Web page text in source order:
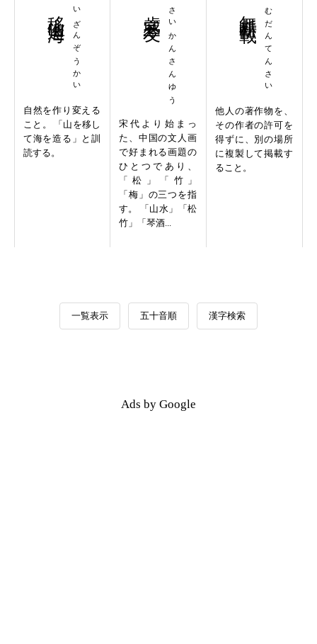
いざんぞうかい
自然を作り変える
こと。 「山を移し
て海を造る」と訓
読する。
さいかんさんゆう
宋代より始まっ
た、中国の文人画
で好まれる画題の
ひとつであり、
「松」「竹」
「梅」の三つを指
す。 「山水」「松
竹」「琴酒...
むだんてんさい
他人の著作物を、
その作者の許可を
得ずに、別の場所
に複製して掲載す
ること。
一覧表示 五十音順 漢字検索
Ads by Google